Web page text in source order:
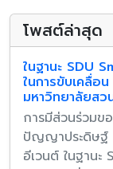
โพสต์ล่าสุด
ในฐานะ SDU
ในการขับเคลื่
มหาวิทยาลัยสว
การมีส่วนร่วมข
ปัญญาประดิษฐ์
อีเวนต์ ในฐาน